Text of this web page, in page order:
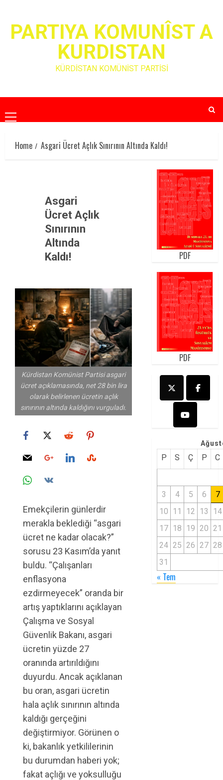
contentPARTIYA KOMUNÎST A
KURDISTAN
KÜRDİSTAN KOMÜNİST PARTİSİ
Primary
Menu
Home
Asgari Ücret Açlık Sınırının Altında Kaldı!
Asgari
Ücret Açlık
Sınırının
Altında
Kaldı!
Kürdistan Komünist Partisi asgari
ücret açıklamasında, net 28 bin lira
olarak belirlenen ücretin açlık
sınırının altında kaldığını vurguladı.
Emekçilerin günlerdir
merakla beklediği “asgari
ücret ne kadar olacak?”
sorusu 23 Kasım’da yanıt
buldu. “Çalışanları
enflasyona
ezdirmeyecek” oranda bir
artış yaptıklarını açıklayan
Çalışma ve Sosyal
Güvenlik Bakanı, asgari
ücretin yüzde 27
oranında artırıldığını
duyurdu. Ancak açıklanan
bu oran, asgari ücretin
hala açlık sınırının altında
kaldığı gerçeğini
değiştirmiyor. Görünen o
ki, bakanlık yetkililerinin
bu durumdan haberi yok;
fakat açlığı ve yoksulluğu
PDF
PDF
P S Ç P C
3 4 5 6
7
10 11 12 13
14
17 18 19 20 21
24 25 26 27 28
31
« Tem